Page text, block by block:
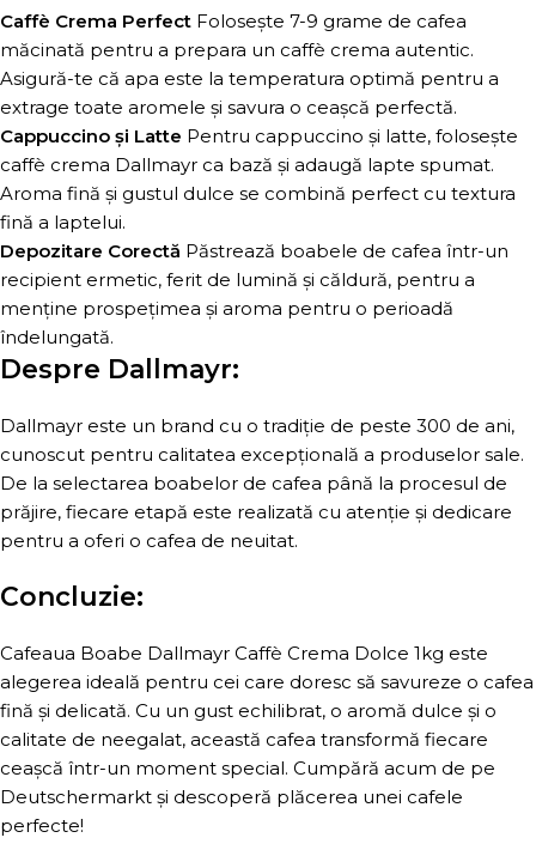
Caffè Crema Perfect Folosește 7-9 grame de cafea
măcinată pentru a prepara un caffè crema autentic.
Asigură-te că apa este la temperatura optimă pentru a
extrage toate aromele și savura o ceașcă perfectă.
Cappuccino și Latte Pentru cappuccino și latte, folosește
caffè crema Dallmayr ca bază și adaugă lapte spumat.
Aroma fină și gustul dulce se combină perfect cu textura
fină a laptelui.
Depozitare Corectă Păstrează boabele de cafea într-un
recipient ermetic, ferit de lumină și căldură, pentru a
menține prospețimea și aroma pentru o perioadă
îndelungată.
Despre Dallmayr:
Dallmayr este un brand cu o tradiție de peste 300 de ani,
cunoscut pentru calitatea excepțională a produselor sale.
De la selectarea boabelor de cafea până la procesul de
prăjire, fiecare etapă este realizată cu atenție și dedicare
pentru a oferi o cafea de neuitat.
Concluzie:
Cafeaua Boabe Dallmayr Caffè Crema Dolce 1kg este
alegerea ideală pentru cei care doresc să savureze o cafea
fină și delicată. Cu un gust echilibrat, o aromă dulce și o
calitate de neegalat, această cafea transformă fiecare
ceașcă într-un moment special. Cumpără acum de pe
Deutschermarkt și descoperă plăcerea unei cafele
perfecte!